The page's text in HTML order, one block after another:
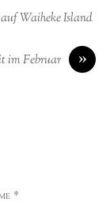
Waiheke Island
»
im Februar
*